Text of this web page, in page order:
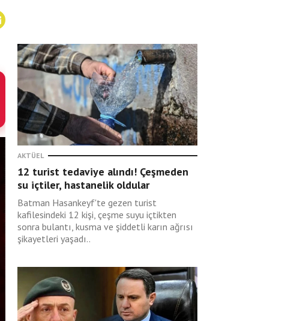
AKTÜEL
12 turist tedaviye alındı! Çeşmeden
su içtiler, hastanelik oldular
Batman Hasankeyf'te gezen turist
kafilesindeki 12 kişi, çeşme suyu içtikten
sonra bulantı, kusma ve şiddetli karın ağrısı
şikayetleri yaşadı..